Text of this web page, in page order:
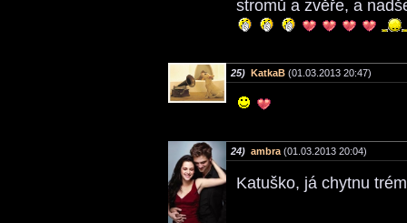
stromů a zvěře, a
25) KatkaB (01.03.2013 20:47)
24) ambra (01.03.2013 20:04)
Katuško, já chytnu